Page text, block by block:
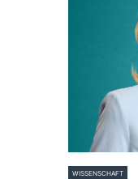
WISSENSCHAFT